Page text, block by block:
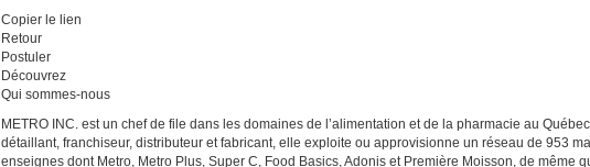
Copier le lien
Retour
Postuler
Découvrez
Qui sommes-nous
METRO INC. est un chef de file dans les domaines de l’alimentation et de la pharmacie au
détaillant, franchiseur, distributeur et fabricant, elle exploite ou approvisionne un réseau de 953
enseignes dont Metro, Metro Plus, Super C, Food Basics, Adonis et Première Moisson, de même